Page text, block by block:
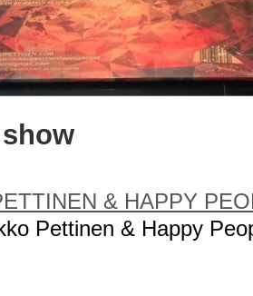
& HAPPY
Pettinen & Happy